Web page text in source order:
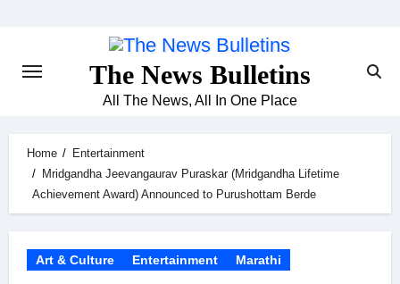
The News Bulletins
All The News, All In One Place
Home
Entertainment
Mridgandha Jeevangaurav Puraskar (Mridgandha Lifetime
Achievement Award) Announced to Purushottam Berde
Art & Culture Entertainment Marathi